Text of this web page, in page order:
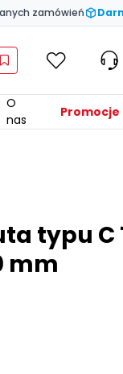
zamówień
O
nas
Promocje
typu C
mm